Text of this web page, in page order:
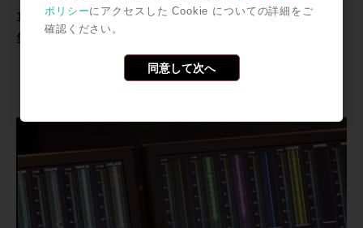
1:11〜Display Moduleに表示された波形を見ながらの編
集作業のHands oN！！先ずはClip Gainの実演です。
ポリシーにアクセスした Cookie についての詳細をご
確認ください。
同意して次へ